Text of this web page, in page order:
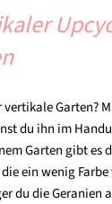
Garten?
du ihn im
Garten gibt es
ein wenig
du die Geranien